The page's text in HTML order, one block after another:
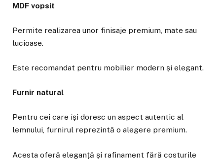
MDF vopsit
Permite realizarea unor finisaje premium, mate sau
lucioase.
Este recomandat pentru mobilier modern și elegant.
Furnir natural
Pentru cei care își doresc un aspect autentic al
lemnului, furnirul reprezintă o alegere premium.
Acesta oferă eleganță și rafinament fără costurile